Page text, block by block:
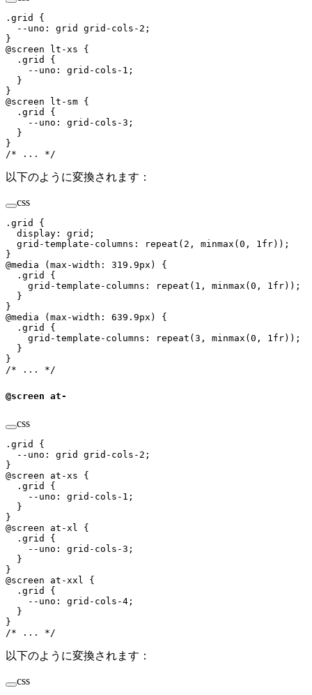
. grid
{
  --uno
: grid grid-cols-2 ;
}
@screen lt-xs {
  .
grid
{
    --uno
: grid-cols-1 ;
  }
}
@screen lt-sm {
  .
grid
{
    --uno
: grid-cols-3 ;
  }
}
/* ... */
以下のように変換されます：
css
. grid
{
  display
: grid ;
  grid-template-columns
: repeat ( 2 , minmax ( 0 , 1fr));
}
@media ( max-width : 319.9px )
{
  .
grid
{
    grid-template-columns
: repeat ( 1 , minmax ( 0 , 1fr));
  }
}
@media ( max-width : 639.9px )
{
  .
grid
{
    grid-template-columns
: repeat ( 3 , minmax ( 0 , 1fr));
  }
}
/* ... */
@screen at-
css
. grid
{
  --uno
: grid grid-cols-2 ;
}
@screen at-xs {
  .
grid
{
    --uno
: grid-cols-1 ;
  }
}
@screen at-xl {
  .
grid
{
    --uno
: grid-cols-3 ;
  }
}
@screen at-xxl {
  .
grid
{
    --uno
: grid-cols-4 ;
  }
}
/* ... */
以下のように変換されます：
css